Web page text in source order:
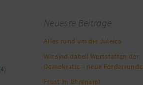
Neueste Beiträge
Alles rund um die Juleica
Wir sind dabei! Wertstätten der
Demokratie – neue Förderrunde
Frust im Ehrenamt